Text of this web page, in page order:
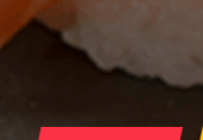
LA CARTE